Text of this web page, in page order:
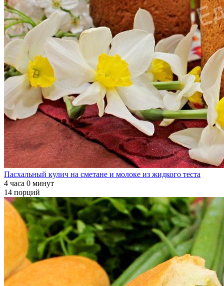
Пасхальный кулич на сметане и молоке из жидкого теста
4 часа 0 минут
14 порций